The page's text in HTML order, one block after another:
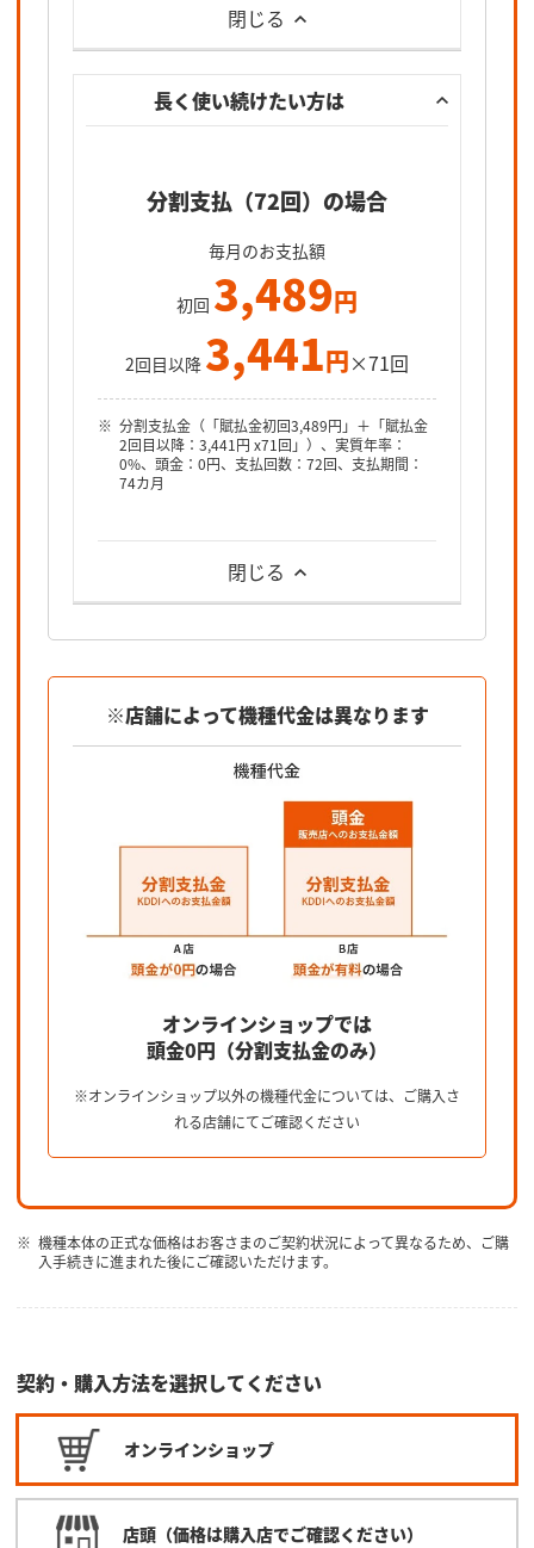
閉じる
長く使い続けたい方は
分割支払（72回）の場合
毎月のお支払額
初回 3,489円
2回目以降 3,441円×71回
分割支払金（「賦払金初回3,489円」＋「賦払金
2回目以降：3,441円 x71回」）、実質年率：
0%、頭金：0円、支払回数：72回、支払期間：
74カ月
閉じる
※店舗によって機種代金は異なります
オンラインショップでは
頭金0円（分割支払金のみ）
※オンラインショップ以外の機種代金については、ご購入さ
れる店舗にてご確認ください
機種本体の正式な価格はお客さまのご契約状況によって異なるため、ご購
入手続きに進まれた後にご確認いただけます。
契約・購入方法を選択してください
オンラインショップ
店頭（価格は購入店でご確認ください）